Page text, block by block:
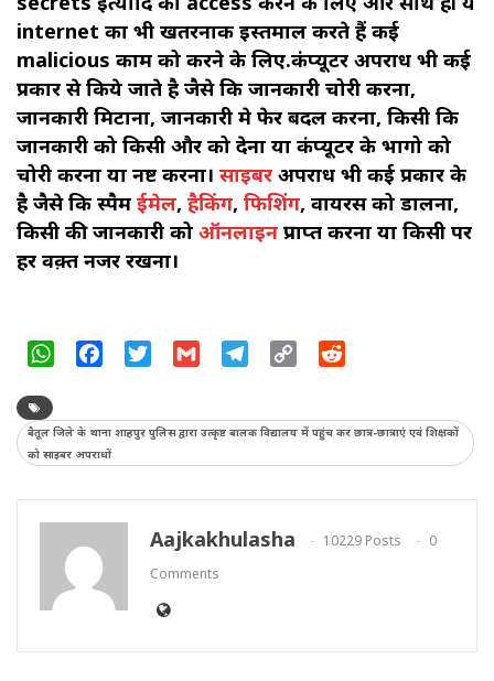
internet का भी खतरनाक इस्तमाल करते हैं कई
malicious काम को करने के लिए.कंप्यूटर अपराध भी कई
प्रकार से किये जाते है जैसे कि जानकारी चोरी करना,
जानकारी मिटाना, जानकारी मे फेर बदल करना, किसी कि
जानकारी को किसी और को देना या कंप्यूटर के भागो को
चोरी करना या नष्ट करना। साइबर अपराध भी कई प्रकार के
है जैसे कि स्पैम ईमेल, हैकिंग, फिशिंग, वायरस को डालना,
किसी की जानकारी को ऑनलाइन प्राप्त करना या किसी पर
हर वक़्त नजर रखना।
WhatsAppFacebookTwitter Gmail Telegram
Copy
बैतूल जिले के थाना शाहपुर पुलिस द्वारा उत्कृष्ट बालक विद्यालय में पहुंच कर छात्र-छात्राएं एवं शिक्षकों
को साइबर अपराधों
Aajkakhulasha 10229 Posts
0
Comments